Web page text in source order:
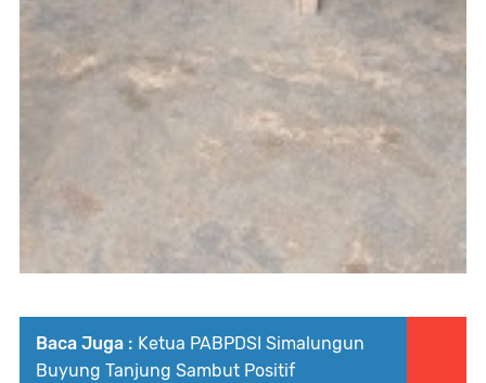
Baca Juga : Ketua PABPDSI Simalungun
Buyung Tanjung Sambut Positif